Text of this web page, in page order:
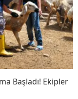
Başladı! Ekipler